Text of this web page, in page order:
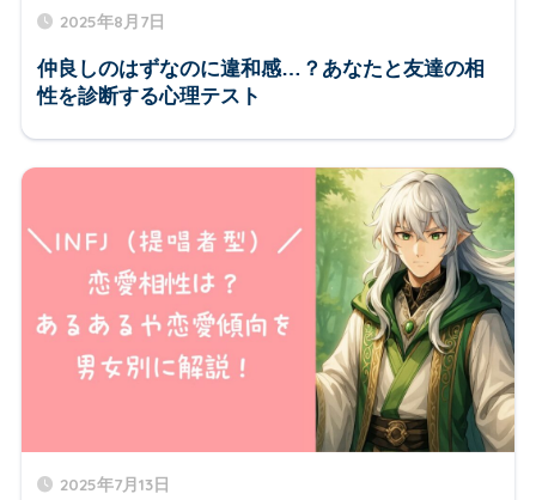
2025年8月7日
仲良しのはずなのに違和感…？あなたと友達の相
性を診断する心理テスト
2025年7月13日